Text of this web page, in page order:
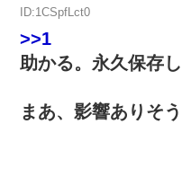
ID:1CSpfLct0
>>1
助かる。永久保存
まあ、影響ありそ